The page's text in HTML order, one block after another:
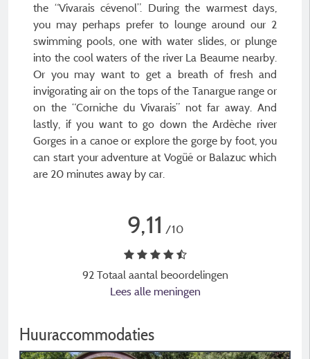
the “Vivarais cévenol”. During the warmest days,
you may perhaps prefer to lounge around our 2
swimming pools, one with water slides, or plunge
into the cool waters of the river La Beaume nearby.
Or you may want to get a breath of fresh and
invigorating air on the tops of the Tanargue range or
on the “Corniche du Vivarais” not far away. And
lastly, if you want to go down the Ardèche river
Gorges in a canoe or explore the gorge by foot, you
can start your adventure at Vogüé or Balazuc which
are 20 minutes away by car.
9,11 /10
92 Totaal aantal beoordelingen
Lees alle meningen
Huuraccommodaties